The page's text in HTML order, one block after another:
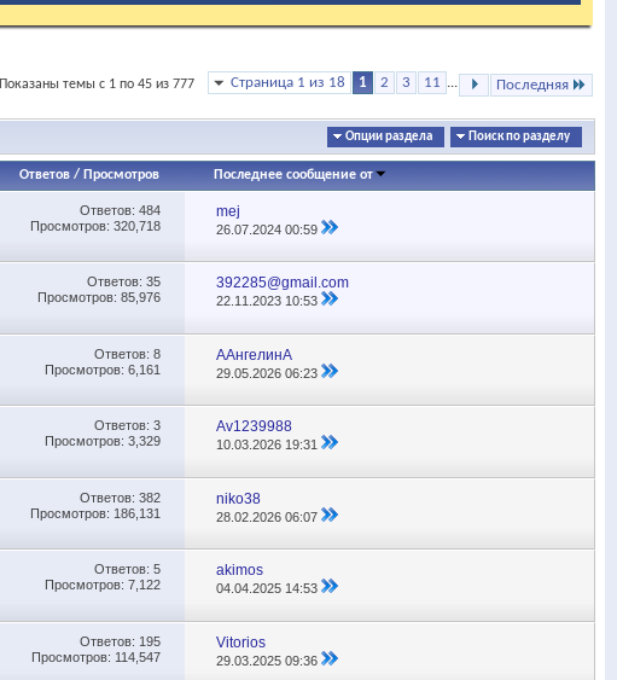
Страница 1 из 18 1 2 3 11 ... Последняя
Показаны темы с 1 по 45 из 777
Опции раздела Поиск по разделу
Ответов/ Просмотров Последнее сообщение от
Ответов: 484
Просмотров: 320,718
mej
26.07.202400:59
Ответов: 35
Просмотров: 85,976
392285@gmail.com
22.11.2023 10:53
Ответов: 8
Просмотров: 6,161
ААнгелинА
29.05.202606:23
Ответов: 3
Просмотров: 3,329
Av1239988
10.03.2026 19:31
Ответов: 382
Просмотров: 186,131
niko38
28.02.202606:07
Ответов: 5
Просмотров: 7,122
akimos
04.04.2025 14:53
Ответов: 195
Просмотров: 114,547
Vitorios
29.03.202509:36